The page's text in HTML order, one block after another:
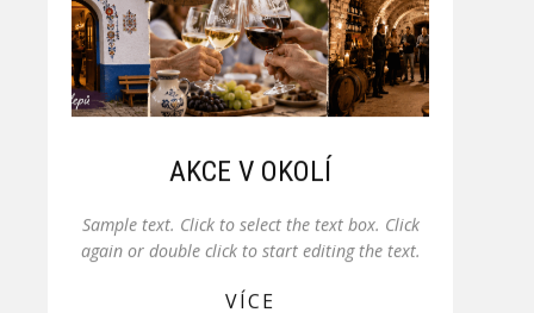
AKCE V OKOLÍ
Sample text. Click to select the text box. Click
again or double click to start editing the text.
VÍCE